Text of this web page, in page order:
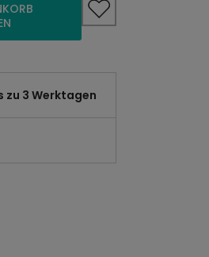
zu 3 Werktagen